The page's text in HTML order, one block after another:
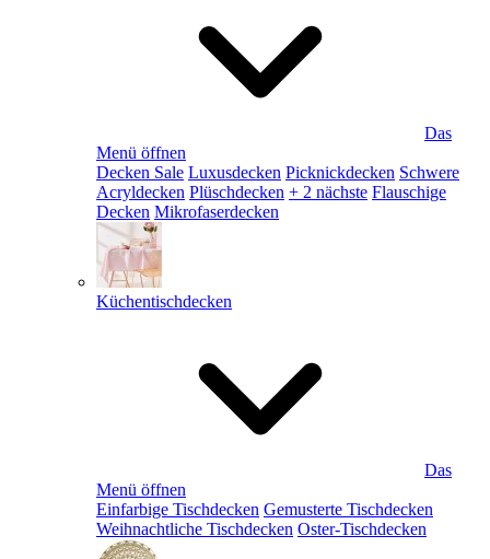
Das
Menü öffnen
Decken Sale Luxusdecken Picknickdecken Schwere
Acryldecken Plüschdecken + 2 nächste Flauschige
Decken Mikrofaserdecken
Küchentischdecken
Das
Menü öffnen
Einfarbige Tischdecken Gemusterte Tischdecken
Weihnachtliche Tischdecken Oster-Tischdecken